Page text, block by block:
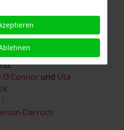
,Christa Mayer-
Prochaska
Birgit Schweimler &
undRolf Thärichen
O’Connor und Uta
Darroch